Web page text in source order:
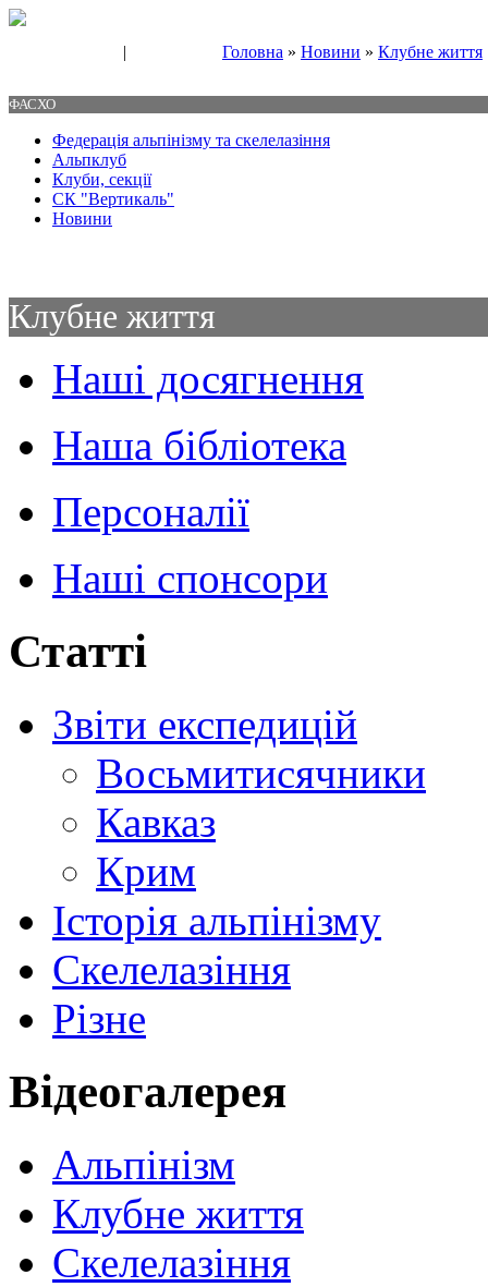
| Головна » Новини » Клубне життя
ФАСХО
Федерація альпінізму та скелелазіння
Альпклуб
Клуби, секції
СК "Вертикаль"
Новини
Клубне життя
Наші досягнення
Наша бібліотека
Персоналії
Наші спонсори
Статті
Звіти експедицій
Восьмитисячники
Кавказ
Крим
Історія альпінізму
Скелелазіння
Різне
Відеогалерея
Альпінізм
Клубне життя
Скелелазіння